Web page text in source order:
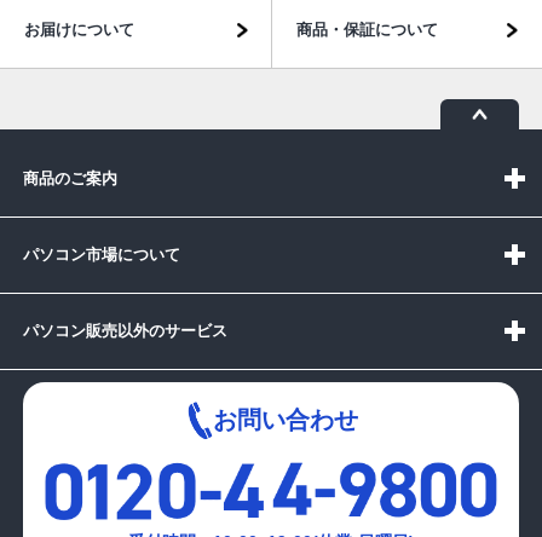
お届けについて 商品・保証について
商品のご案内
パソコン市場について
パソコン販売以外のサービス
お問い合わせ